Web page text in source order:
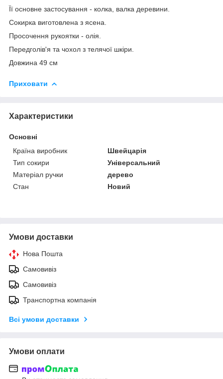
Її основне застосування - колка, валка деревини.
Сокирка виготовлена з ясена.
Просочення рукоятки - олія.
Передголів'я та чохол з телячої шкіри.
Довжина 49 см
Приховати
Характеристики
Основні
Країна виробник
Швейцарія
Тип сокири
Універсальний
Матеріал ручки
дерево
Стан
Новий
Умови доставки
Нова Пошта
Самовивіз
Самовивіз
Транспортна компанія
Всі умови доставки
Умови оплати